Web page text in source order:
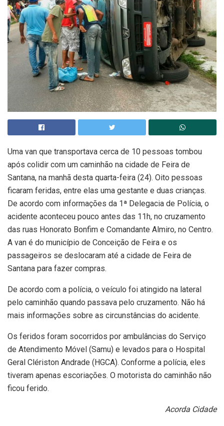
Uma van que transportava cerca de 10 pessoas tombou
após colidir com um caminhão na cidade de Feira de
Santana, na manhã desta quarta-feira (24). Oito pessoas
ficaram feridas, entre elas uma gestante e duas crianças.
De acordo com informações da 1ª Delegacia de Polícia, o
acidente aconteceu pouco antes das 11h, no cruzamento
das ruas Honorato Bonfim e Comandante Almiro, no Centro.
A van é do município de Conceição de Feira e os
passageiros se deslocaram até a cidade de Feira de
Santana para fazer compras.
De acordo com a polícia, o veículo foi atingido na lateral
pelo caminhão quando passava pelo cruzamento. Não há
mais informações sobre as circunstâncias do acidente.
Os feridos foram socorridos por ambulâncias do Serviço
de Atendimento Móvel (Samu) e levados para o Hospital
Geral Clériston Andrade (HGCA). Conforme a polícia, eles
tiveram apenas escoriações. O motorista do caminhão não
ficou ferido.
Acorda Cidade